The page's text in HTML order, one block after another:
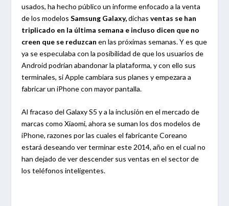
usados, ha hecho público un informe enfocado a la venta
de los modelosSamsung Galaxy,dichasventas se han
triplicado en la última semana e incluso dicen que no
creen que se reduzcan en las próximas semanas. Y es que
ya se especulaba con la posibilidad de que los usuarios de
Android podrían abandonar la plataforma, y con ello sus
terminales, si Apple cambiara sus planes y empezara a
fabricar un iPhone con mayor pantalla.
Al fracaso del Galaxy S5 y a la inclusión en el mercado de
marcas como Xiaomi, ahora se suman los dos modelos de
iPhone, razones por las cuales el fabricante Coreano
estará deseando ver terminar este 2014, año en el cual no
han dejado de ver descender sus ventas en el sector de
los teléfonos inteligentes.